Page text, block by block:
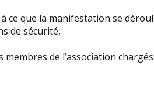
que la manifestation se
de sécurité,
de l’association